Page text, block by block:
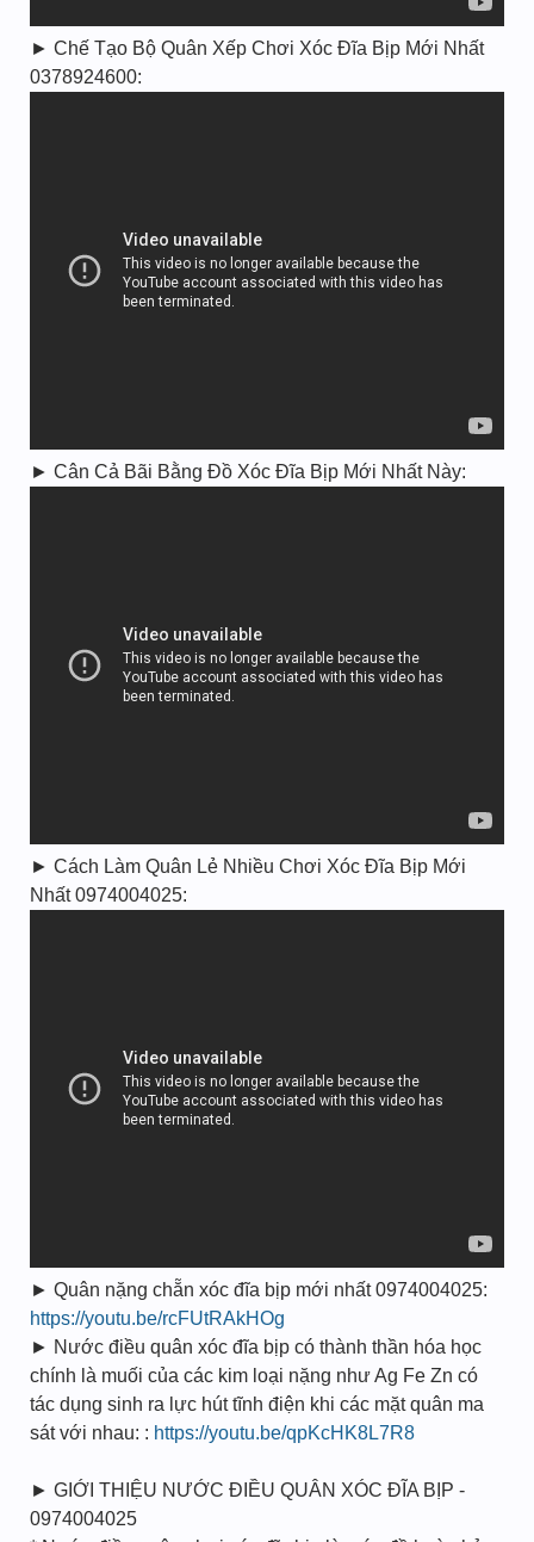
► Chế Tạo Bộ Quân Xếp Chơi Xóc Đĩa Bịp Mới Nhất
0378924600:
► Cân Cả Bãi Bằng Đồ Xóc Đĩa Bịp Mới Nhất Này:
► Cách Làm Quân Lẻ Nhiều Chơi Xóc Đĩa Bịp Mới
Nhất 0974004025:
► Quân nặng chẵn xóc đĩa bịp mới nhất 0974004025:
https://youtu.be/rcFUtRAkHOg
► Nước điều quân xóc đĩa bịp có thành thần hóa học
chính là muối của các kim loại nặng như Ag Fe Zn có
tác dụng sinh ra lực hút tĩnh điện khi các mặt quân ma
sát với nhau: : https://youtu.be/qpKcHK8L7R8
► GIỚI THIỆU NƯỚC ĐIỀU QUÂN XÓC ĐĨA BỊP -
0974004025